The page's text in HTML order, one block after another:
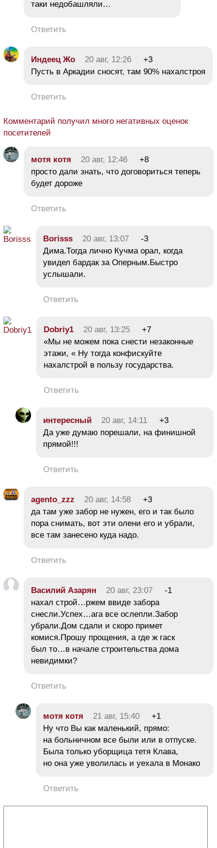
таки недобашляли…
Ответить
Индеец Жо 20 авг, 12:26
+3
Пусть в Аркадии сносят, там 90% нахалстроя
Ответить
Комментарий получил много негативных оценок
посетителей
мотя котя 20 авг, 12:46
+8
просто дали знать, что договориться теперь
будет дороже
Ответить
Borisss 20 авг, 13:07
-3
Дима.Тогда лично Кучма орал, когда
увидел бардак за Оперным.Быстро
услышали.
Ответить
Dobriy1 20 авг, 13:25
+7
«Мы не можем пока снести незаконные
этажи, « Ну тогда конфискуйте
нахалстрой в пользу государства.
Ответить
интересный 20 авг, 14:11
+3
Да уже думаю порешали, на финишной
прямой!!!
Ответить
agento_zzz 20 авг, 14:58
+3
да там уже забор не нужен, его и так было
пора снимать, вот эти олени его и убрали,
все там занесено куда надо.
Ответить
Василий Азарян 20 авг, 23:07
-1
нахал строй…ржем ввиде забора
снесли.Успех…ага все ослепли.Забор
убрали.Дом сдали и скоро примет
комися.Прошу прощения, а где ж гаск
был то…в начале строительства дома
невидимки?
Ответить
мотя котя 21 авг, 15:40
+1
Ну что Вы как маленький, прямо:
на больничном все были или в отпуске.
Была только уборщица тетя Клава,
но она уже уволилась и уехала в Монако
Ответить